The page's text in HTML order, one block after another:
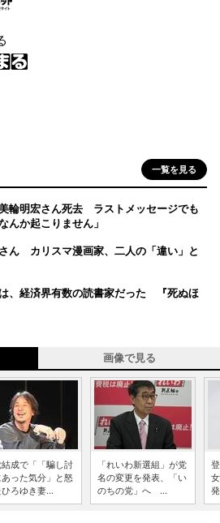
一覧を見る
輪明宏さん死去 ラストメッセージでも
か起こりません」
ん カリスマ漫画家、二人の「違い」と
、経済界有数の読書家だった 『死ぬほ
画像で見る
成で「「騙し討
あった気分」と怒
ひろゆき妻...
「れいわ新選組」が党
名の変更を発表、「い
のちの党」へ ...